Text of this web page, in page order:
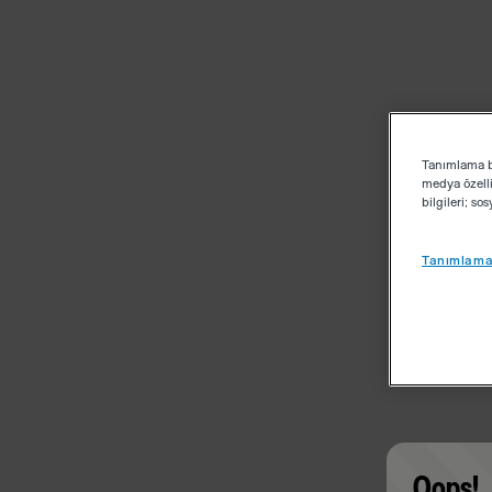
medya
bilgileri;